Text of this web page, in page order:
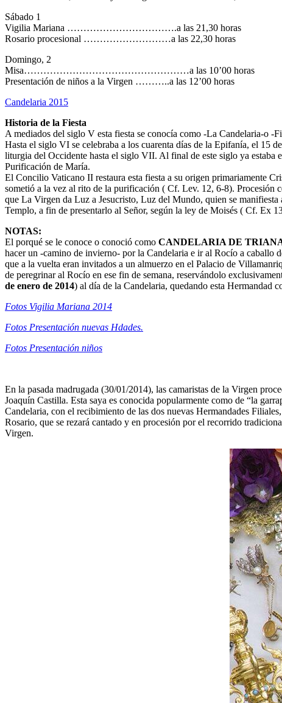
Sábado 1
Vigilia Mariana …………………………….a las 21,30 horas
Rosario procesional ………………………a las 22,30 horas
Domingo, 2
Misa……………………………………………a las 10’00 horas
Presentación de niños a la Virgen ………..a las 12’00 horas
Candelaria 2015
Historia de la Fiesta
A mediados del siglo V esta fiesta se conocía como -La Candelaria-o
Hasta el siglo VI se celebraba a los cuarenta días de la Epifanía, el 15
liturgia del Occidente hasta el siglo VII. Al final de este siglo ya estaba
Purificación de María.
El Concilio Vaticano II restaura esta fiesta a su origen primariamente
sometió a la vez al rito de la purificación ( Cf. Lev. 12, 6-8). Procesión
que La Virgen da Luz a Jesucristo, Luz del Mundo, quien se
Templo, a fin de presentarlo al Señor, según la ley de Moisés ( Cf. Ex
NOTAS:
El porqué se le conoce o conoció como CANDELARIA DE
hacer un -camino de invierno- por la Candelaria e ir al Rocío a caballo
que a la vuelta eran invitados a un almuerzo en el Palacio de
de peregrinar al Rocío en ese fin de semana, reservándolo
de enero de 2014) al día de la Candelaria, quedando esta Hermandad
Fotos Vigilia Mariana 2014
Fotos Presentación nuevas Hdades.
Fotos Presentación niños
En la pasada madrugada (30/01/2014), las camaristas de la Virgen
Joaquín Castilla. Esta saya es conocida popularmente como de “la
Candelaria, con el recibimiento de las dos nuevas Hermandades
Rosario, que se rezará cantado y en procesión por el recorrido
Virgen.